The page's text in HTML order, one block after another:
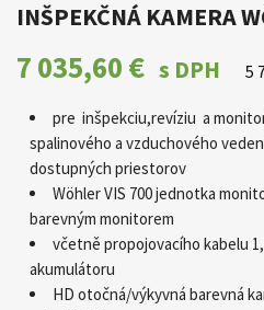
INŠPEKČNÁ KAMERA
7 035,60 € s DPH 5
pre inšpekciu,revíziu a
spalinového a vzduchového
dostupných priestorov
Wöhler VIS 700 jednotka
barevným monitorem
včetně propojovacího kabelu
akumulátoru
HD otočná/výkyvná barevná